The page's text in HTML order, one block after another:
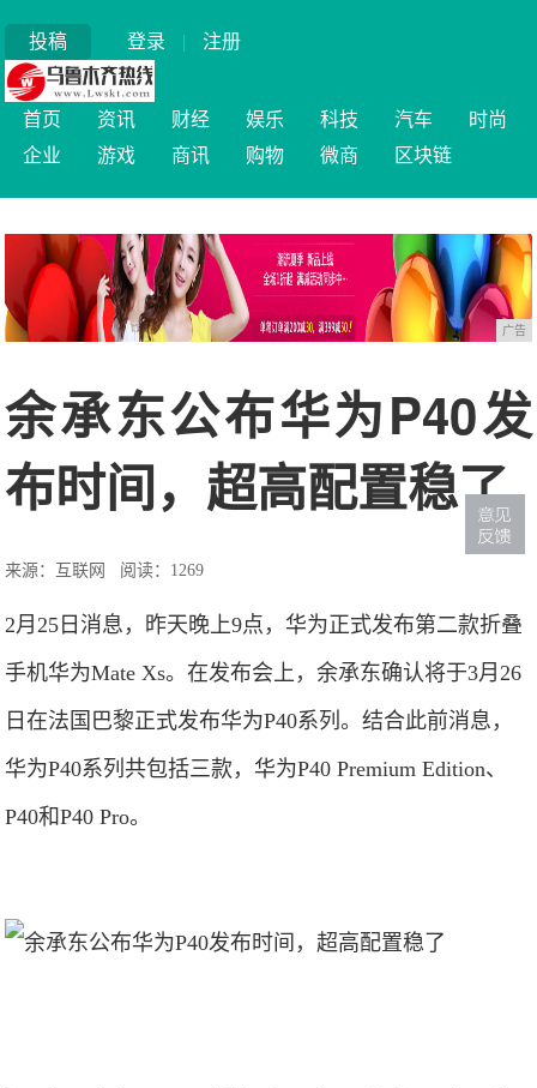
投稿 登录 | 注册
首页 资讯 财经 娱乐 科技 汽车
时尚
企业
游戏 商讯 购物 微商 区块链
广告
余承东公布华为P40发
布时间，超高配置稳了
来源：互联网 阅读：1269
2月25日消息，昨天晚上9点，华为正式发布第二款折叠
手机华为Mate Xs。在发布会上，余承东确认将于3月26
日在法国巴黎正式发布华为P40系列。结合此前消息，
华为P40系列共包括三款，华为P40 Premium Edition、
P40和P40 Pro。